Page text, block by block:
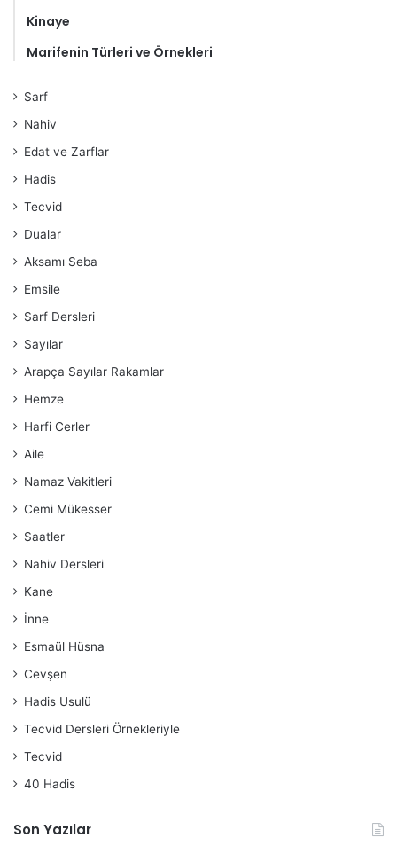
Kinaye
Marifenin Türleri ve Örnekleri
Sarf
Nahiv
Edat ve Zarflar
Hadis
Tecvid
Dualar
Aksamı Seba
Emsile
Sarf Dersleri
Sayılar
Arapça Sayılar Rakamlar
Hemze
Harfi Cerler
Aile
Namaz Vakitleri
Cemi Mükesser
Saatler
Nahiv Dersleri
Kane
İnne
Esmaül Hüsna
Cevşen
Hadis Usulü
Tecvid Dersleri Örnekleriyle
Tecvid
40 Hadis
Son Yazılar